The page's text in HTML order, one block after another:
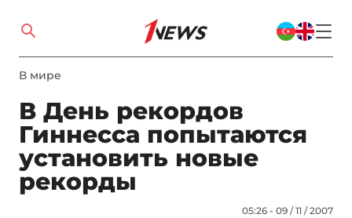
В мире
В День рекордов
Гиннесса попытаются
установить новые
рекорды
05:26 - 09 / 11 / 2007